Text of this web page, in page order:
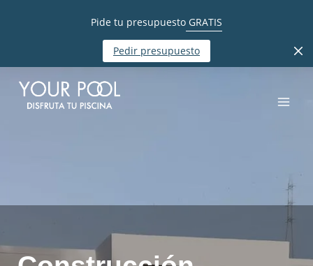
Pide tu presupuesto GRATIS
Pedir presupuesto